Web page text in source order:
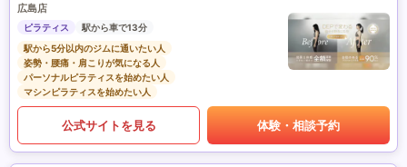
広島店
ピラティス
駅から車で13分
駅から5分以内のジムに通いたい人
姿勢・腰痛・肩こりが気になる人
パーソナルピラティスを始めたい人
マシンピラティスを始めたい人
公式サイトを見る 体験・相談予約